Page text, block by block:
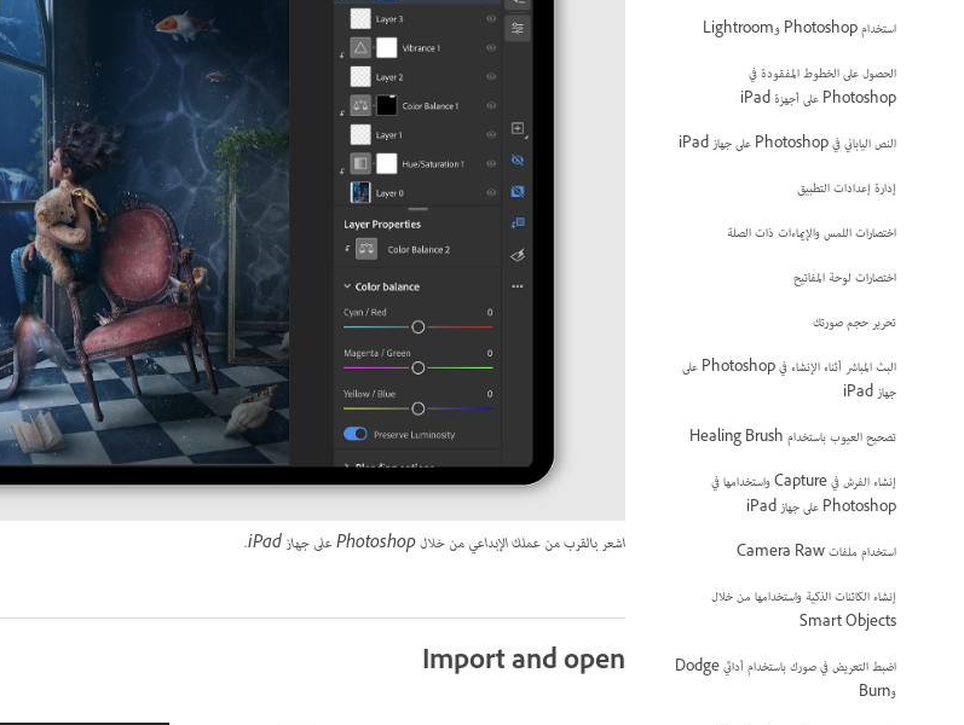
استخدام Photoshop وLightroom
الحصول على الخطوط المفقودة في
Photoshop على أجهزة iPad
النص الياباني في Photoshop على جهاز iPad
إدارة إعدادات التطبيق
اختصارات اللمس والإيماءات ذات الصلة
اختصارات لوحة المفاتيح
تحرير حجم صورتك
البث المباشر أثناء الإنشاء في Photoshop على
جهاز iPad
تصحيح العيوب باستخدام Healing Brush
إنشاء الفرش في Capture واستخدامها في
Photoshop على جهاز iPad
استخدام ملفات Camera Raw
إنشاء الكائنات الذكية واستخدامها من خلال
Smart Objects
اضبط التعريض في صورك باستخدام أداتَي Dodge
وBurn
اشعر بالقرب من عملك الإبداعي من خلال Photoshop على جهاز iPad.
Import and open